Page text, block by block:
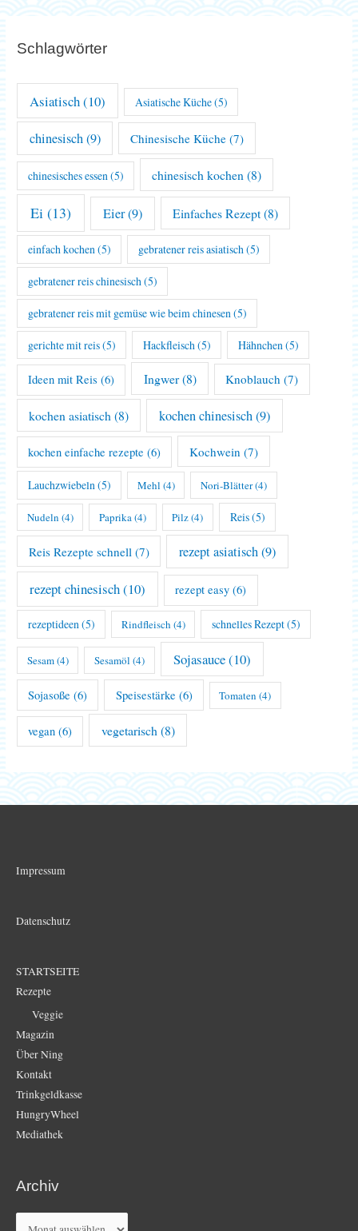
Schlagwörter
Asiatisch(10) Asiatische Küche(5)
chinesisch(9) Chinesische Küche (7)
chinesisches essen(5) chinesisch kochen (8)
Ei (13) Eier(9) Einfaches Rezept(8)
einfach kochen(5) gebratener reis asiatisch(5)
gebratener reis chinesisch (5)
gebratener reis mit gemüse wie beim chinesen (5)
gerichte mit reis(5) Hackfleisch (5) Hähnchen (5)
Ideen mit Reis (6) Ingwer(8) Knoblauch (7)
kochen asiatisch (8) kochen chinesisch(9)
kochen einfache rezepte (6) Kochwein (7)
Lauchzwiebeln(5) Mehl (4) Nori-Blätter(4)
Nudeln (4) Paprika(4) Pilz(4) Reis(5)
Reis Rezepte schnell (7) rezept asiatisch(9)
rezept chinesisch(10) rezept easy (6)
rezeptideen (5) Rindfleisch (4) schnelles Rezept(5)
Sesam(4) Sesamöl (4) Sojasauce(10)
Sojasoße (6) Speisestärke (6) Tomaten (4)
vegan (6) vegetarisch (8)
Impressum
Datenschutz
STARTSEITE
Rezepte
Veggie
Magazin
Über Ning
Kontakt
Trinkgeldkasse
HungryWheel
Mediathek
Archiv